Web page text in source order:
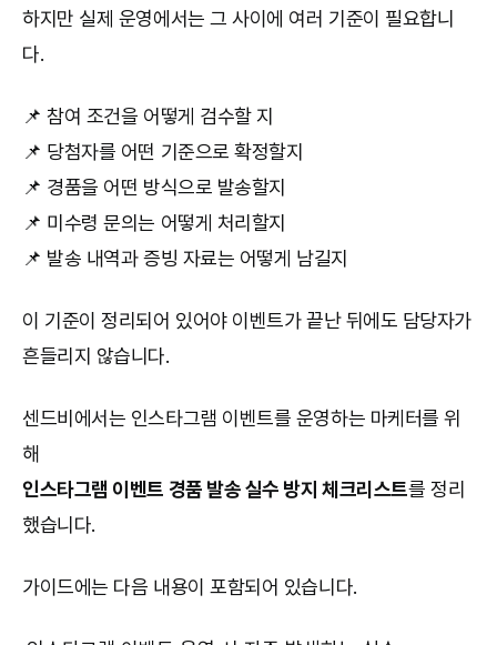
하지만 실제 운영에서는 그 사이에 여러 기준이 필요합니
다.
📌 참여 조건을 어떻게 검수할 지
📌 당첨자를 어떤 기준으로 확정할지
📌 경품을 어떤 방식으로 발송할지
📌 미수령 문의는 어떻게 처리할지
📌 발송 내역과 증빙 자료는 어떻게 남길지
이 기준이 정리되어 있어야 이벤트가 끝난 뒤에도 담당자가
흔들리지 않습니다.
센드비에서는 인스타그램 이벤트를 운영하는 마케터를 위
해
인스타그램 이벤트 경품 발송 실수 방지 체크리스트를 정리
했습니다.
가이드에는 다음 내용이 포함되어 있습니다.